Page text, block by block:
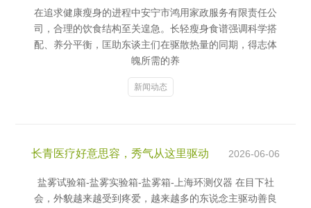
在追求健康瘦身的进程中安宁市鸿用家政服务有限责任公
司，合理的饮食结构至关遑急。长轻瘦身食谱强调科学搭
配、养分平衡，匡助东谈主们在驱散热量的同期，得志体
魄所需的养
新闻动态
长青医疗好意思容，秀气从这里驱动 2026-06-06
盐雾试验箱-盐雾实验箱-盐雾箱-上海环测仪器 在目下社
会，外貌越来越受到疼爱，越来越多的东说念主驱动善良